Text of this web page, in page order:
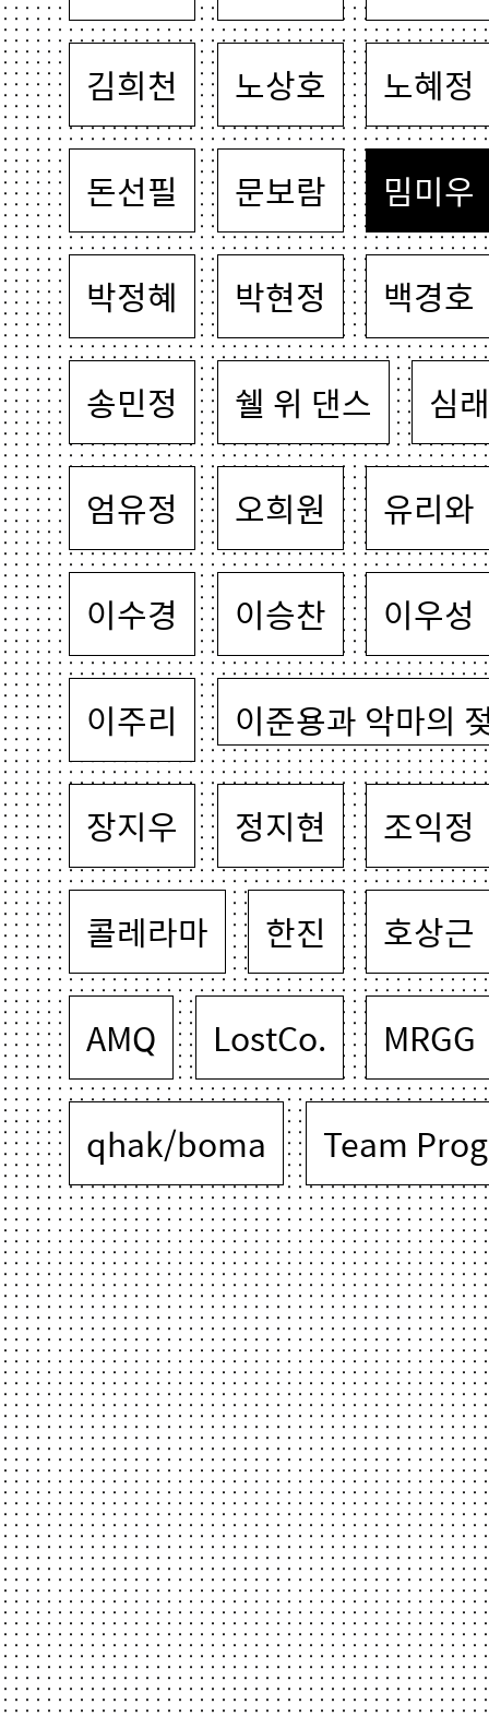
김희천 노상호 노혜정
돈선필 문보람 밈미우
박정혜 박현정 백경호
송민정 쉘 위 댄스 심
엄유정 오희원 유리와
이수경 이승찬 이우성
이주리 이준용과 악마의
장지우 정지현 조익정
콜레라마 한진 호상근
AMQ LostCo. MRGG
qhak/boma Team